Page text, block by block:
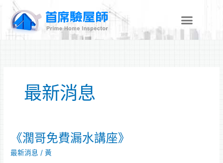
最新消息
《濶哥免費漏水講座》
最新消息 /黃
《濶
免